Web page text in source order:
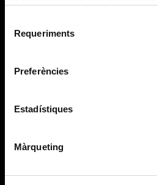
consultar laPolítica de galetes
Requeriments
Preferències
Estadístiques
Màrqueting